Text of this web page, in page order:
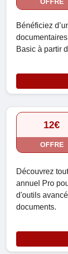
Bénéficiez
Basic à partir
12€
OFFRE
Découvrez
annuel Pro
d'outils
documents.